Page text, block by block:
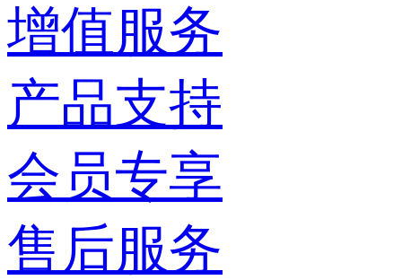
增值服务
产品支持
会员专享
售后服务